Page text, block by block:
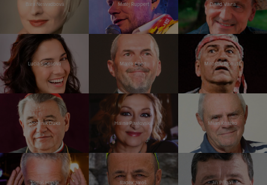
Bára Nesvadbová Matěj Ruppert David Vávra
Lucia Siposová Marek Eben Miroslav Donutil
Dominik Duka Halina Pawlovská Milan Kňažko
Tomáš Hanák Radek Jaroš Jiří Přibáň